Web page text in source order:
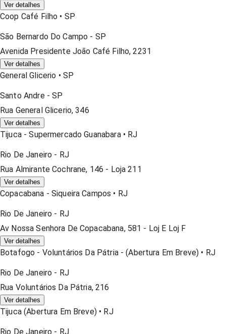
Ver detalhes
Coop Café Filho • SP
São Bernardo Do Campo - SP
Avenida Presidente João Café Filho, 2231
Ver detalhes
General Glicerio • SP
Santo Andre-SP
Rua General Glicerio, 346
Ver detalhes
Tijuca - Supermercado Guanabara• RJ
Rio De Janeiro - RJ
Rua Almirante Cochrane, 146 - Loja 211
Ver detalhes
Copacabana - Siqueira Campos • RJ
Rio De Janeiro - RJ
Av Nossa Senhora De Copacabana, 581 - Loj E Loj F
Ver detalhes
Botafogo - Voluntários Da Pátria - (abertura Em Breve) • RJ
Rio De Janeiro - RJ
Rua Voluntários Da Pátria, 216
Ver detalhes
Tijuca (abertura Em Breve)• RJ
Rio De Janeiro - RJ